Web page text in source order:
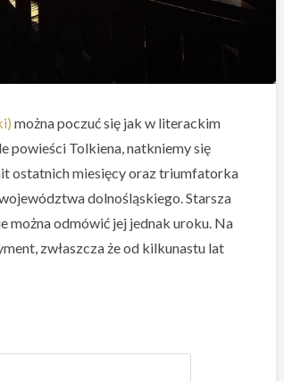
można poczuć się jak w literackim
powieści Tolkiena, natkniemy się
ostatnich miesięcy oraz triumfatorka
dolnośląskiego. Starsza
można odmówić jej jednak uroku. Na
zwłaszcza że od kilkunastu lat